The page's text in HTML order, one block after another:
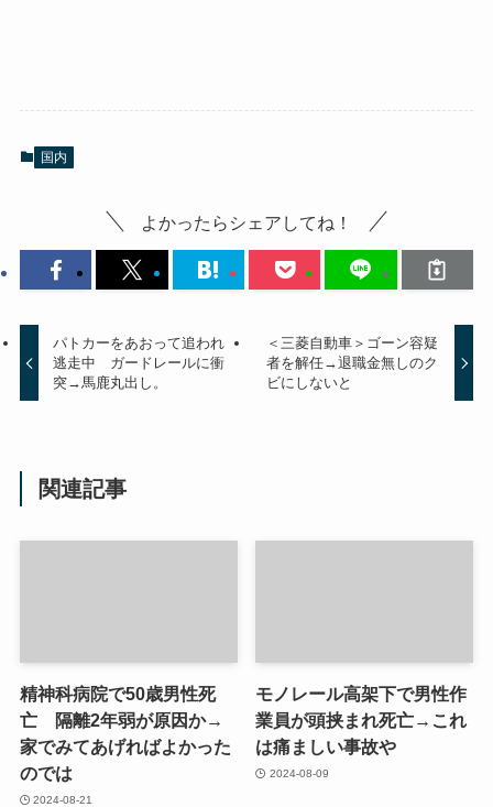
国内
よかったらシェアしてね！
パトカーをあおって追われ
逃走中 ガードレールに衝
突→馬鹿丸出し。
＜三菱自動車＞ゴーン容疑
者を解任→退職金無しのク
ビにしないと
関連記事
精神科病院で50歳男性死
亡 隔離2年弱が原因か→
家でみてあげればよかった
のでは
2024-08-21
モノレール高架下で男性作
業員が頭挟まれ死亡→これ
は痛ましい事故や
2024-08-09